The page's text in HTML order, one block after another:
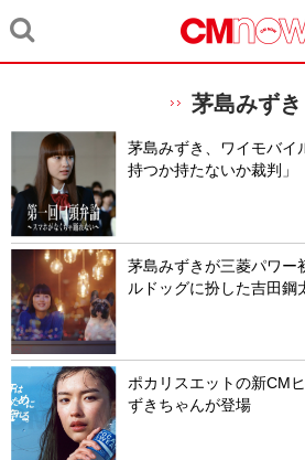
茅島みずき
茅島みずき、ワイモバイ
持つか持たないか裁判」
茅島みずきが三菱パワー
ルドッグに扮した吉田鋼
ポカリスエットの新CM
ずきちゃんが登場